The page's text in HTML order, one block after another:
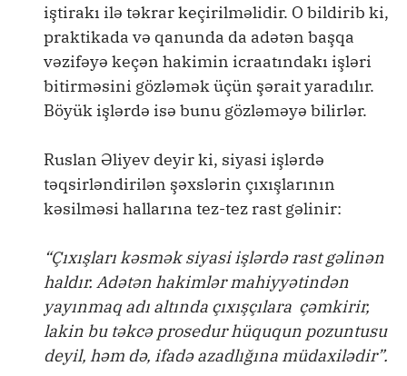
iştirakı ilə təkrar keçirilməlidir. O bildirib ki,
praktikada və qanunda da adətən başqa
vəzifəyə keçən hakimin icraatındakı işləri
bitirməsini gözləmək üçün şərait yaradılır.
Böyük işlərdə isə bunu gözləməyə bilirlər.
Ruslan Əliyev deyir ki, siyasi işlərdə
təqsirləndirilən şəxslərin çıxışlarının
kəsilməsi hallarına tez-tez rast gəlinir:
“Çıxışları kəsmək siyasi işlərdə rast gəlinən
haldır. Adətən hakimlər mahiyyətindən
yayınmaq adı altında çıxışçılara çəmkirir,
lakin bu təkcə prosedur hüququn pozuntusu
deyil, həm də, ifadə azadlığına müdaxilədir”.